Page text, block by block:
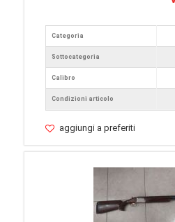
Categoria
Sottocategoria
Calibro
Condizioni articolo
aggiungi a preferiti